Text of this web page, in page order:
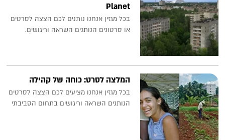
Planet
בכל מגזין אנחנו נותנים לכם הצצה לסרטים
או סרטונים הנותנים השראה וריגושיםֻ.
המלצה לסרט: כוחה של קהילה
בכל מגזין אנחנו מציעים לכם הצצה לסרטים
הנותנים השראה וריגושים בתחום הסביבתי